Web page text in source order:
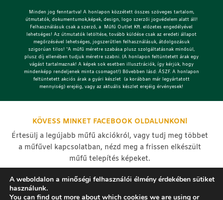
Minden jog fenntartva! A honlapon közzétett összes szöveges tartalom,
útmutatók, dokumentumok,képek, design, logo szerzői jogvédelem alatt áll!
Felhasználásuk csak a szerző, a Műfű Outlet Kft. előzetes engedélyével
lehetséges! Az útmutatók letöltése, tovább küldése csak az eredeti állapot
megőrzésével lehetséges, jogszerűtlen felhasználásuk, átdolgozásuk
szigorúan tilos! *A műfű méretre szabása plusz szolgáltatásnak minősül,
plusz díj ellenében tudjuk méretre szabni. (A honlapon feltüntetett árak egy
vágást tartalmaznak! A képek sok esetben illusztrációk, így kérjük, hogy
mindenképp rendeljenek minta csomagot!) Bővebben lásd: ÁSZF. A honlapon
feltüntetett akciós árak a gyári készlet (a korábban már legyártatott
mennyiség) erejéig, vagy az aktuális készlet erejéig érvényesek!
KÖVESS MINKET FACEBOOK OLDALUNKON!
Értesülj a legújabb műfű akciókról, vagy tudj meg többet
a műfűvel kapcsolatban, nézd meg a frissen elkészült
műfű telepítés képeket.
A weboldalon a minőségi felhasználói élmény érdekében sütiket
használunk.
You can find out more about which cookies we are using or